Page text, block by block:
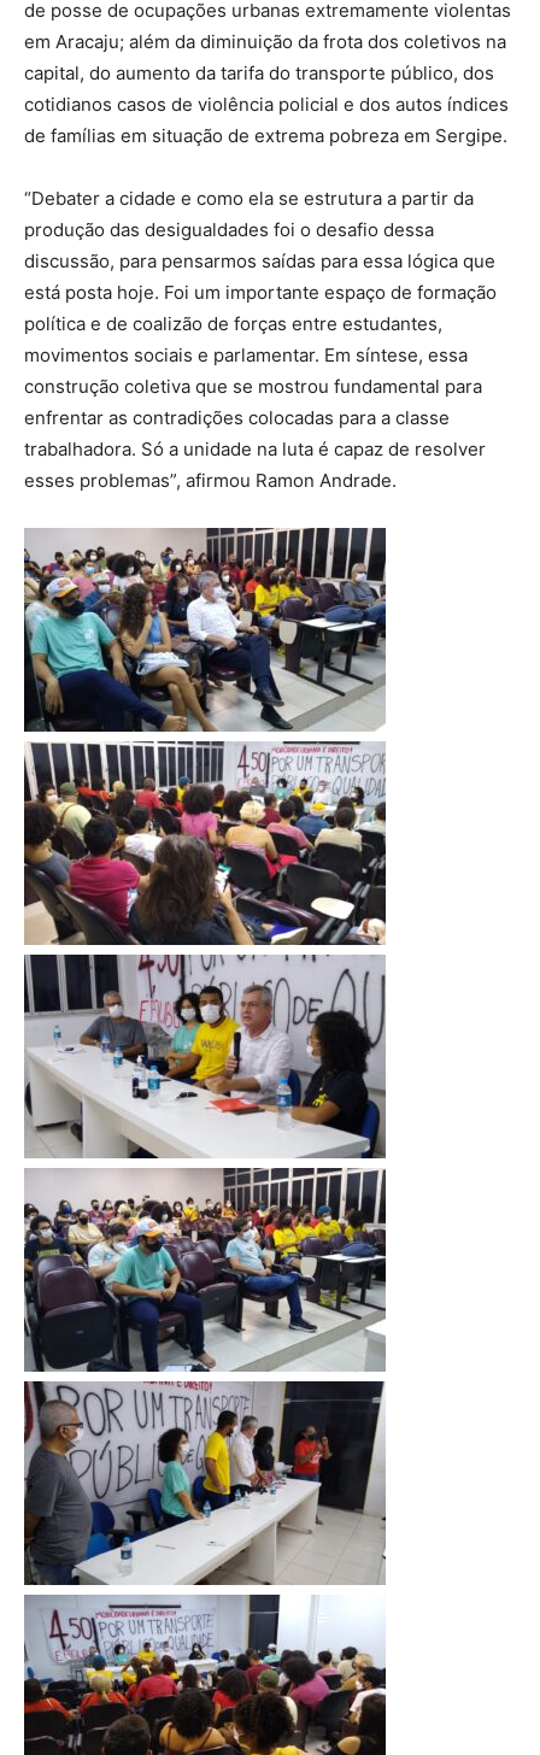
de posse de ocupações urbanas extremamente violentas
em Aracaju; além da diminuição da frota dos coletivos na
capital, do aumento da tarifa do transporte público, dos
cotidianos casos de violência policial e dos autos índices
de famílias em situação de extrema pobreza em Sergipe.
“Debater a cidade e como ela se estrutura a partir da
produção das desigualdades foi o desafio dessa
discussão, para pensarmos saídas para essa lógica que
está posta hoje. Foi um importante espaço de formação
política e de coalizão de forças entre estudantes,
movimentos sociais e parlamentar. Em síntese, essa
construção coletiva que se mostrou fundamental para
enfrentar as contradições colocadas para a classe
trabalhadora. Só a unidade na luta é capaz de resolver
esses problemas”, afirmou Ramon Andrade.